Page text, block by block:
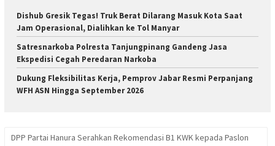
Dishub Gresik Tegas! Truk Berat Dilarang Masuk Kota Saat
Jam Operasional, Dialihkan ke Tol Manyar
Satresnarkoba Polresta Tanjungpinang Gandeng Jasa
Ekspedisi Cegah Peredaran Narkoba
Dukung Fleksibilitas Kerja, Pemprov Jabar Resmi Perpanjang
WFH ASN Hingga September 2026
DPP Partai Hanura Serahkan Rekomendasi B1 KWK kepada Paslon